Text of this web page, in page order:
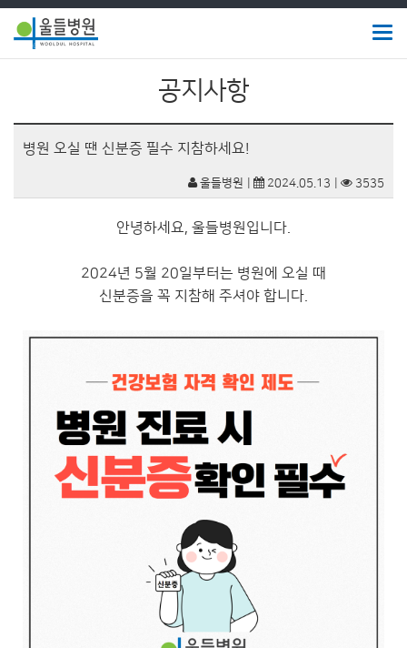
병
공지사항
병원 오실 땐 신분증 필수 지참하세요!
울들병원 2024.05.13 3535
안녕하세요, 울들병원입니다.
2024년 5월 20일부터는 병원에 오실 때
신분증을 꼭 지참해 주셔야 합니다.